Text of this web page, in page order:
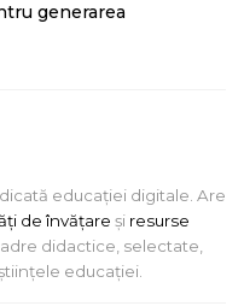
generarea
educației digitale. Are
de învățare și resurse
didactice, selectate,
educației.